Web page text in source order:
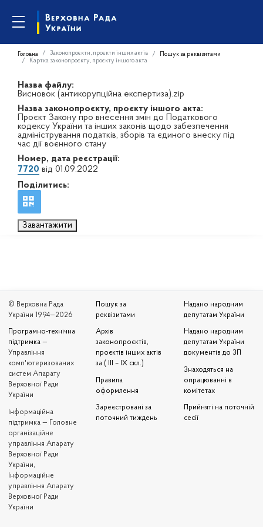
Головна Законопроєкти, проєкти інших актів
Пошук за реквізитами
Картка законопроєкту, проєкту іншого акта
Назва файлу:
Висновок (антикорупційна експертиза).zip
Назва законопроєкту, проєкту іншого акта:
Проєкт Закону про внесення змін до Податкового
кодексу України та інших законів щодо забезпечення
адміністрування податків, зборів та єдиного внеску під
час дії воєнного стану
Номер, дата реєстрації:
7720 від 01.09.2022
Поділитись:
Завантажити
© Верховна Рада
України 1994—2026
Програмно-технічна
підтримка —
Управління
комп'ютеризованих
систем Апарату
Верховної Ради
України
Iнформаційна
підтримка — Головне
організаційне
управління Апарату
Верховної Ради
України,
Інформаційне
управління Апарату
Верховної Ради
України
Пошук за
реквізитами
Архів
законопроєктів,
проєктів інших актів
за ( III – IX скл.)
Правила
оформлення
Зареєстровані за
поточний тиждень
Надано народним
депутатам України
Надано народним
депутатам України
документів до ЗП
Знаходяться на
опрацюванні в
комітетах
Прийняті на поточній
сесії